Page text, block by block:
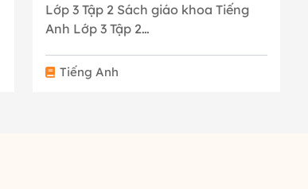
Lớp 3 Tập 2 Sách giáo khoa Tiếng
Anh Lớp 3 Tập 2…
Tiếng Anh